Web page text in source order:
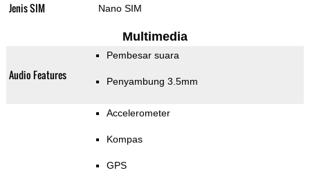
Jenis SIM Nano SIM
Multimedia
Audio Features
Pembesar suara
Penyambung 3.5mm
Accelerometer
Kompas
GPS